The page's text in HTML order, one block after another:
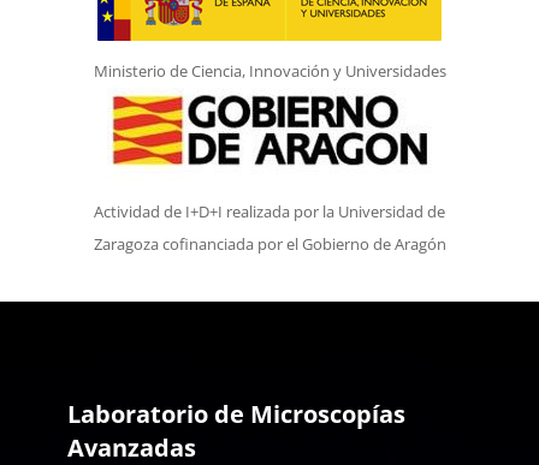
Ministerio de Ciencia, Innovación y Universidades
Actividad de I+D+I realizada por la Universidad de
Zaragoza cofinanciada por el Gobierno de Aragón
Laboratorio de Microscopías
Avanzadas